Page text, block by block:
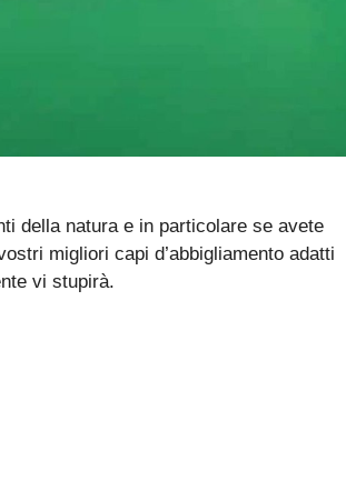
della natura e in particolare se avete
migliori capi d’abbigliamento adatti
vi stupirà.